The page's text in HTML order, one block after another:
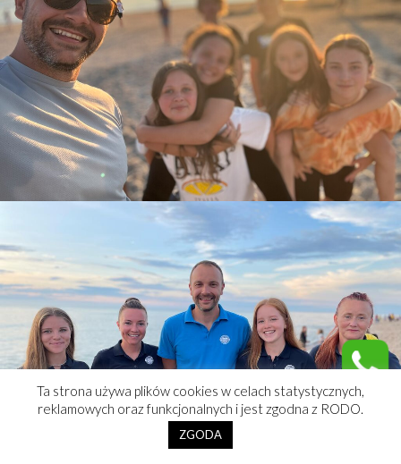
Ta strona używa plików cookies w celach statystycznych,
reklamowych oraz funkcjonalnych i jest zgodna z RODO.
ZGODA